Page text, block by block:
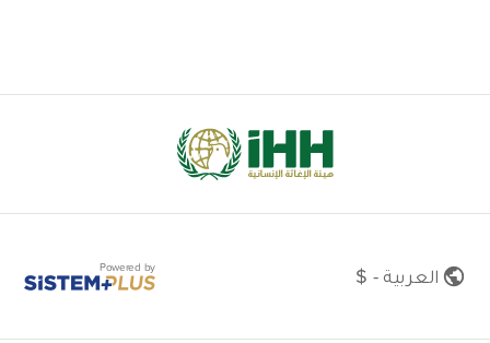
العربية - $ Powered by